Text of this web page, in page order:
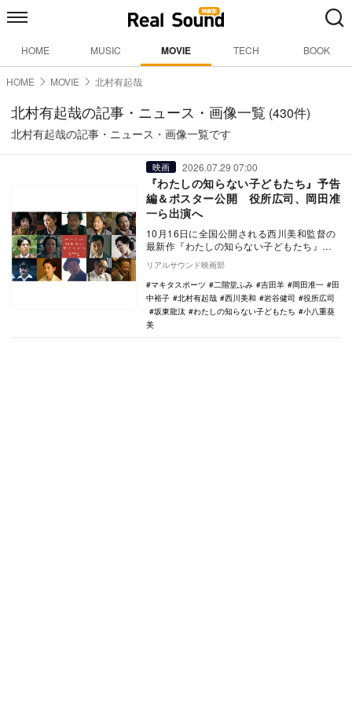
HOME MUSIC MOVIE TECH BOOK
HOME MOVIE 北村有起哉
北村有起哉の記事・ニュース・画像一覧 (430件)
北村有起哉の記事・ニュース・画像一覧です
映画 2026.07.29 07:00
『わたしの知らない子どもたち』予告
編＆ポスター公開 役所広司、岡田准
一ら出演へ
10月16日に全国公開される西川美和監督の
最新作『わたしの知らない子どもたち』の
予告編とポスタービジュアルが公開。また
新キャスト…
リアルサウンド映画部
マキタスポーツ
二階堂ふみ 吉田羊 岡田准一
田
中裕子
北村有起哉 西川美和 岩谷健司
役所広司
坂東龍汰
わたしの知らない子どもたち
小八重葵
美